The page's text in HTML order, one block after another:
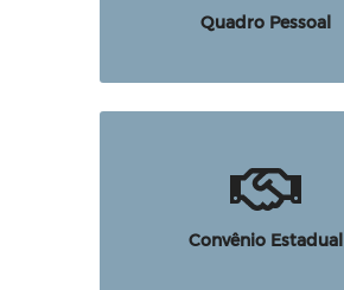
Quadro Pessoal
Convênio Estadual